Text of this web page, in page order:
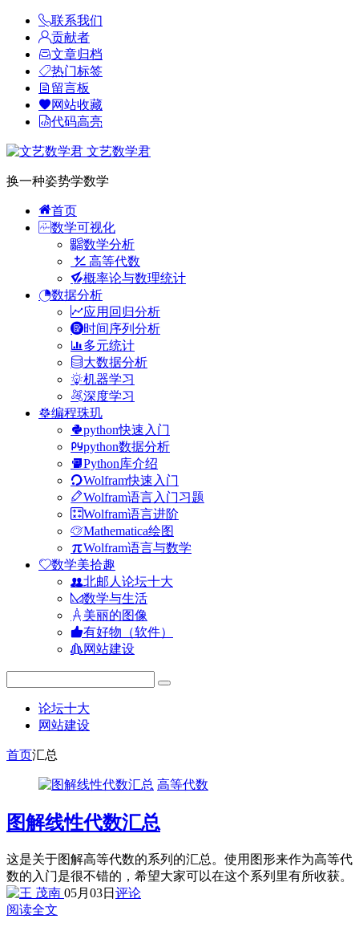
联系我们
贡献者
文章归档
热门标签
留言板
网站收藏
代码高亮
文艺数学君
换一种姿势学数学
首页
数学可视化
数学分析
高等代数
概率论与数理统计
数据分析
应用回归分析
时间序列分析
多元统计
大数据分析
机器学习
深度学习
编程珠玑
python快速入门
python数据分析
Python库介绍
Wolfram快速入门
Wolfram语言入门习题
Wolfram语言进阶
Mathematica绘图
Wolfram语言与数学
数学美拾趣
北邮人论坛十大
数学与生活
美丽的图像
有好物（软件）
网站建设
论坛十大
网站建设
首页汇总
高等代数
图解线性代数汇总
这是关于图解高等代数的系列的汇总。使用图形来作为高等代
数的入门是很不错的，希望大家可以在这个系列里有所收获。
05月03日 评论
阅读全文